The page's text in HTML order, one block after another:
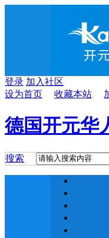
登录 加入社区
设为首页
收藏本站
德国开元华
搜索